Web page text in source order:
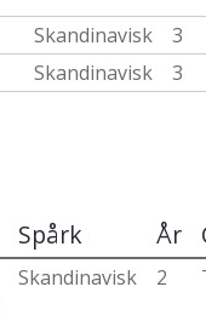
Skandinavisk
3
Skandinavisk 3
Spårk År
Skandinavisk 2